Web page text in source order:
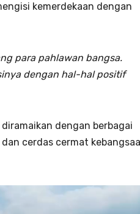
kemerdekaan dengan
para pahlawan bangsa.
dengan hal-hal positif
dengan berbagai
cerdas cermat